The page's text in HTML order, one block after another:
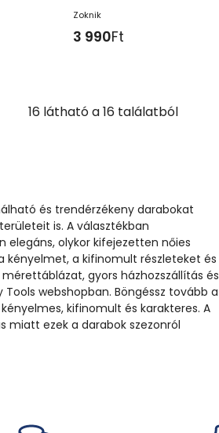
Zoknik
3 990Ft
16 látható a16 találatból
és trendérzékeny darabokat
is. A választékban
olykor kifejezetten nőies
kényelmet, a kifinomult részleteket és
gyors házhozszállítás és
webshopban. Böngéssz tovább a
kifinomult és karakteres. A
miatt ezek a darabok szezonról